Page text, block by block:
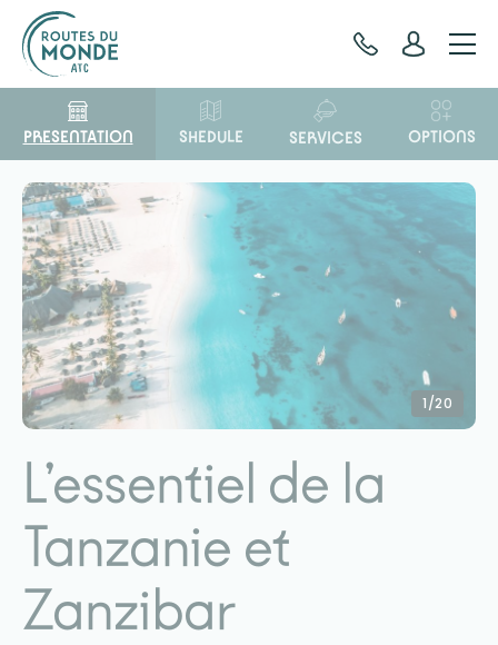
PRESENTATION SHEDULE SERVICES OPTIONS
1/20
L’essentiel de la
Tanzanie et
Zanzibar
Cookies management panel